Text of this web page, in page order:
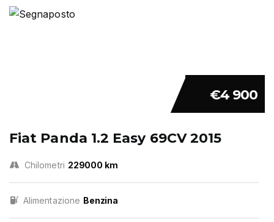
€4 900
Fiat Panda 1.2 Easy 69CV 2015
Chilometri 229000 km
Alimentazione Benzina